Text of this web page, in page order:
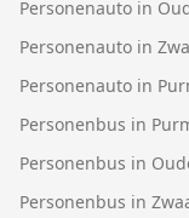
Personenauto in
Personenauto in
Personenauto in
Personenbus in
Personenbus in
Personenbus in